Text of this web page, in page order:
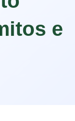
e